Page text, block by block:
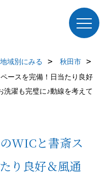
地域別にみる
秋田市
ースを完備！日当たり良好
洗濯も完璧に♪動線を考えて
WICと書斎ス
り良好＆風通